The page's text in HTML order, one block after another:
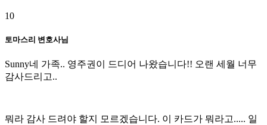
10
토마스리 변호사님
Sunny네 가족.. 영주권이 드디어 나왔습니다!! 오랜 세월 너무
감사드리고..
뭐라 감사 드려야 할지 모르겠습니다. 이 카드가 뭐라고..... 일